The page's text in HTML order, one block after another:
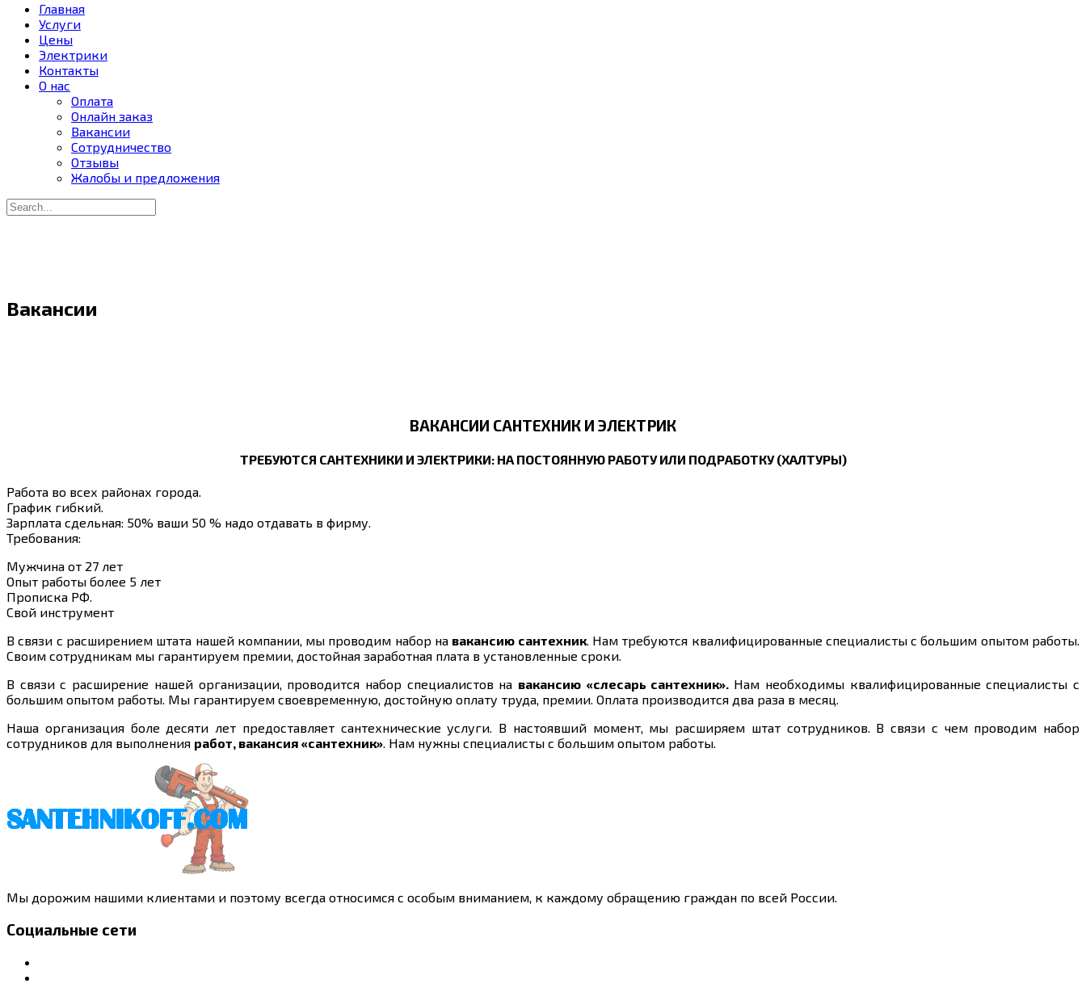
Главная
Услуги
Цены
Электрики
Контакты
О нас
Оплата
Онлайн заказ
Вакансии
Сотрудничество
Отзывы
Жалобы и предложения
Вакансии
ВАКАНСИИ САНТЕХНИК И ЭЛЕКТРИК
ТРЕБУЮТСЯ САНТЕХНИКИ И ЭЛЕКТРИКИ: НА ПОСТОЯННУЮ РАБОТУ ИЛИ ПОДРАБОТКУ (ХАЛТУРЫ)
Работа во всех районах города.
График гибкий.
Зарплата сдельная: 50% ваши 50 % надо отдавать в фирму.
Требования:
Мужчина от 27 лет
Опыт работы более 5 лет
Прописка РФ.
Свой инструмент
В связи с расширением штата нашей компании, мы проводим набор на вакансию сантехник. Нам требуются квалифицированные специалисты с большим опытом работы.
Своим сотрудникам мы гарантируем премии, достойная заработная плата в установленные сроки.
В связи с расширение нашей организации, проводится набор специалистов на вакансию «слесарь сантехник». Нам необходимы квалифицированные специалисты с
большим опытом работы. Мы гарантируем своевременную, достойную оплату труда, премии. Оплата производится два раза в месяц.
Наша организация боле десяти лет предоставляет сантехнические услуги. В настоявший момент, мы расширяем штат сотрудников. В связи с чем проводим набор
сотрудников для выполнения работ, вакансия «сантехник». Нам нужны специалисты с большим опытом работы.
Мы дорожим нашими клиентами и поэтому всегда относимся с особым вниманием, к каждому обращению граждан по всей России.
Социальные сети